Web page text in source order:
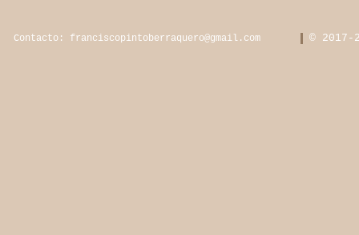
Contacto: franciscopintoberraquero@gmail.com © 2017-